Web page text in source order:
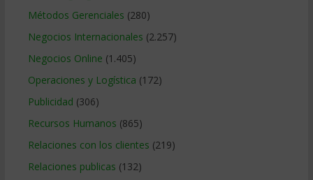
Métodos Gerenciales (280)
Negocios Internacionales (2.257)
Negocios Online (1.405)
Operaciones y Logística (172)
Publicidad (306)
Recursos Humanos (865)
Relaciones con los clientes (219)
Relaciones publicas (132)